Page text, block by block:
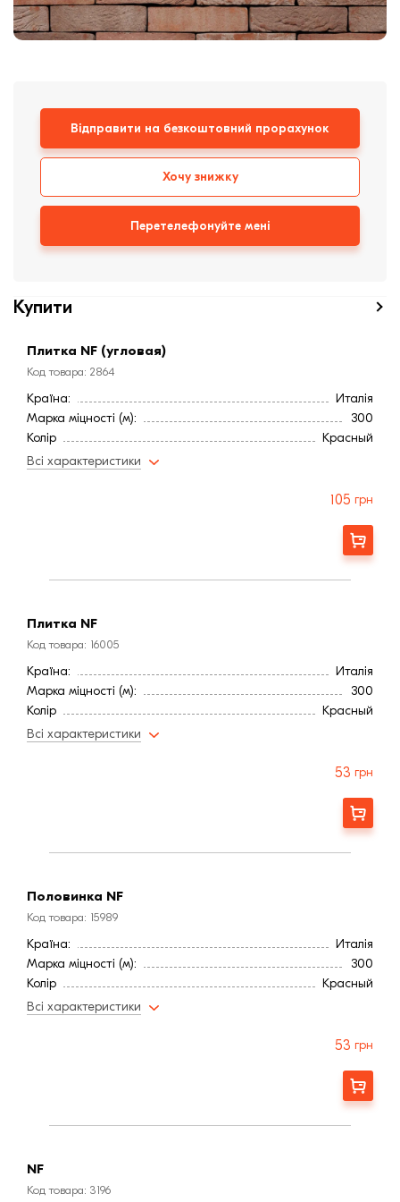
Клінкерная плитка
Будівельні суміші
Відправити на безкоштовний прорахунок
Хочу знижку
Перетелефонуйте мені
Купити
Плитка NF (угловая)
Код товара: 2864
Країна:
Италія
Марка міцності (м):
300
Колір
Красный
Фактура
Всі характеристики
105 грн
Замовити
Плитка NF
Код товара: 16005
Країна:
Италія
Марка міцності (м):
300
Колір
Красный
Фактура
Всі характеристики
53 грн
Замовити
Половинка NF
Код товара: 15989
Країна:
Италія
Марка міцності (м):
300
Колір
Красный
Фактура
Всі характеристики
53 грн
Замовити
NF
Код товара: 3196